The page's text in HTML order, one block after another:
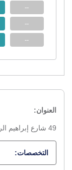
--
--
--
العنوان:
49 شارع إبراهيم الروداني, 80000, أگادير
التخصصات: